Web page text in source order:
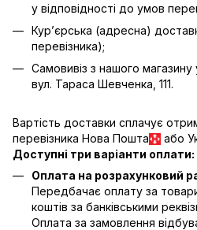
у відповідності до умов
Кур’єрська (адресна)
перевізника);
Самовивіз з нашого
вул. Тараса Шевченка, 111.
Вартість доставки сплачує
перевізника Нова Пошта
або
Доступні три варіанти оплати:
Оплата на розрахунковий
Передбачає оплату за
коштів за банківськими
Оплата за замовлення